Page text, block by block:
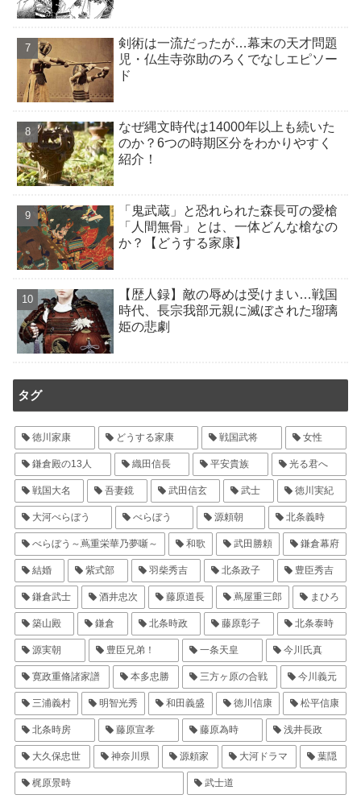
剣術は一流だったが…幕末の天才問題
児・仏生寺弥助のろくでなしエピソー
ド
なぜ縄文時代は14000年以上も続いた
のか？6つの時期区分をわかりやすく
紹介！
「鬼武蔵」と恐れられた森長可の愛槍
「人間無骨」とは、一体どんな槍なの
か？【どうする家康】
【歴人録】敵の辱めは受けまい…戦国
時代、長宗我部元親に滅ぼされた瑠璃
姫の悲劇
タグ
徳川家康 どうする家康 戦国武将 女性
鎌倉殿の13人 織田信長 平安貴族 光る君へ
戦国大名 吾妻鏡 武田信玄 武士 徳川実紀
大河べらぼう べらぼう 源頼朝 北条義時
べらぼう～蔦重栄華乃夢噺～ 和歌 武田勝頼 鎌倉幕府
結婚 紫式部 羽柴秀吉 北条政子 豊臣秀吉
鎌倉武士 酒井忠次 藤原道長 蔦屋重三郎 まひろ
築山殿 鎌倉 北条時政 藤原彰子 北条泰時
源実朝 豊臣兄弟！ 一条天皇 今川氏真
寛政重脩諸家譜 本多忠勝 三方ヶ原の合戦 今川義元
三浦義村 明智光秀 和田義盛 徳川信康 松平信康
北条時房 藤原宣孝 藤原為時 浅井長政
大久保忠世 神奈川県 源頼家 大河ドラマ 葉隠
梶原景時 武士道